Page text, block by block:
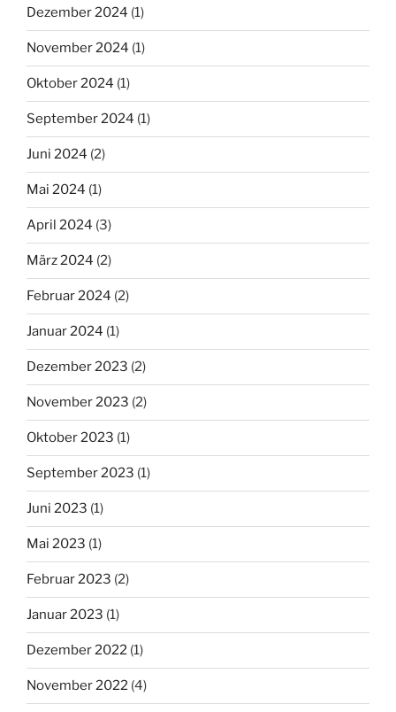
Dezember 2024 (1)
November 2024 (1)
Oktober 2024 (1)
September 2024 (1)
Juni 2024 (2)
Mai 2024 (1)
April 2024 (3)
März 2024 (2)
Februar 2024 (2)
Januar 2024 (1)
Dezember 2023 (2)
November 2023 (2)
Oktober 2023 (1)
September 2023 (1)
Juni 2023 (1)
Mai 2023 (1)
Februar 2023 (2)
Januar 2023 (1)
Dezember 2022 (1)
November 2022 (4)